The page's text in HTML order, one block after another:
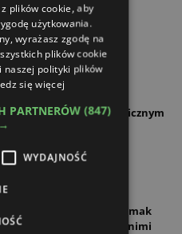
Dragon TP z hydraulicznym
sekcji roboczych
maszyny rolnicze Awemak
z markami zachodnimi
plików cookie, aby
użytkowania.
wyrażasz zgodę na
plików cookie
naszej polityki plików
się więcej
PARTNERÓW(847)
→
WYDAJNOŚĆ